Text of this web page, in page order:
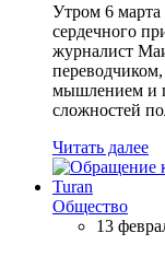
Утром 6 марта
сердечного
журналист
мышлением и
сложностей
Читать далее
Общество
13